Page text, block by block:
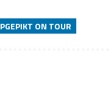
ON TOUR